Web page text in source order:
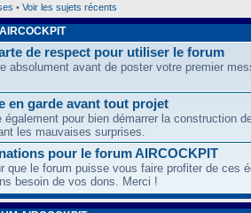
• Voir les sujets récents
de respect pour utiliser le forum
absolument avant de poster votre premier
en garde avant tout projet
également pour bien démarrer la construction
les mauvaises surprises.
pour le forum AIRCOCKPIT
que le forum puisse vous faire profiter de ces
besoin de vos dons. Merci !